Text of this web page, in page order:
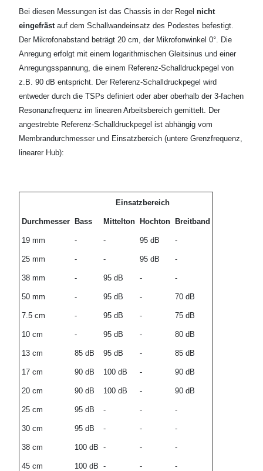
Bei diesen Messungen ist das Chassis in der Regel nicht
eingefräst auf dem Schallwandeinsatz des Podestes befestigt.
Der Mikrofonabstand beträgt 20 cm, der Mikrofonwinkel 0°. Die
Anregung erfolgt mit einem logarithmischen Gleitsinus und einer
Anregungsspannung, die einem Referenz-Schalldruckpegel von
z.B. 90 dB entspricht. Der Referenz-Schalldruckpegel wird
entweder durch die TSPs definiert oder aber oberhalb der 3-fachen
Resonanzfrequenz im linearen Arbeitsbereich gemittelt. Der
angestrebte Referenz-Schalldruckpegel ist abhängig vom
Membrandurchmesser und Einsatzbereich (untere Grenzfrequenz,
linearer Hub):
Einsatzbereich
Durchmesser Bass Mittelton Hochton Breitband
19 mm - - 95 dB -
25 mm - - 95 dB -
38 mm - 95 dB - -
50 mm - 95 dB - 70 dB
7.5 cm - 95 dB - 75 dB
10 cm - 95 dB - 80 dB
13 cm 85 dB 95 dB - 85 dB
17 cm 90 dB 100 dB - 90 dB
20 cm 90 dB 100 dB - 90 dB
25 cm 95 dB - - -
30 cm 95 dB - - -
38 cm 100 dB - - -
45 cm 100 dB - - -